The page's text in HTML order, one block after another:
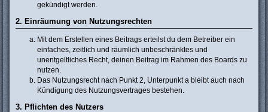
gekündigt werden.
2. Einräumung von Nutzungsrechten
Mit dem Erstellen eines Beitrags erteilst du dem Betreiber ein
einfaches, zeitlich und räumlich unbeschränktes und
unentgeltliches Recht, deinen Beitrag im Rahmen des Boards zu
nutzen.
Das Nutzungsrecht nach Punkt 2, Unterpunkt a bleibt auch nach
Kündigung des Nutzungsvertrages bestehen.
3. Pflichten des Nutzers